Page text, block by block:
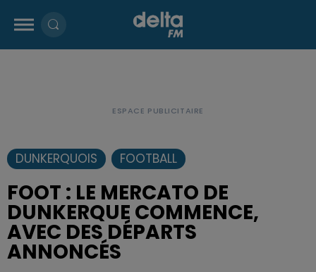
DUNKERQUOIS FOOTBALL
FOOT : LE MERCATO DE
DUNKERQUE COMMENCE,
AVEC DES DÉPARTS
ANNONCÉS